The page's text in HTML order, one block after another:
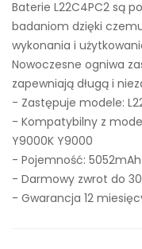
Baterie L22C4PC2 są
badaniom dzięki
wykonania i
Nowoczesne ogniwa
zapewniają długą i
- Zastępuje modele:
- Kompatybilny z
Y9000K Y9000
- Pojemność:
- Darmowy zwrot do
- Gwarancja 12